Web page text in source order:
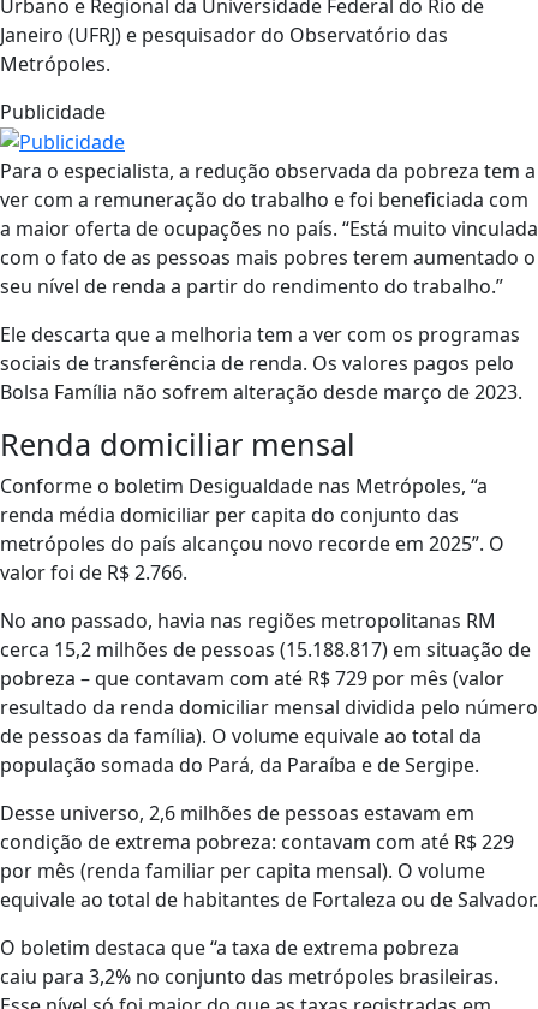
Urbano e Regional da Universidade Federal do Rio de
Janeiro (UFRJ) e pesquisador do Observatório das
Metrópoles.
Publicidade
Para o especialista, a redução observada da pobreza tem a
ver com a remuneração do trabalho e foi beneficiada com
a maior oferta de ocupações no país. “Está muito vinculada
com o fato de as pessoas mais pobres terem aumentado o
seu nível de renda a partir do rendimento do trabalho.”
Ele descarta que a melhoria tem a ver com os programas
sociais de transferência de renda. Os valores pagos pelo
Bolsa Família não sofrem alteração desde março de 2023.
Renda domiciliar mensal
Conforme o boletim Desigualdade nas Metrópoles, “a
renda média domiciliar per capita do conjunto das
metrópoles do país alcançou novo recorde em 2025”. O
valor foi de R$ 2.766.
No ano passado, havia nas regiões metropolitanas RM
cerca 15,2 milhões de pessoas (15.188.817) em situação de
pobreza – que contavam com até R$ 729 por mês (valor
resultado da renda domiciliar mensal dividida pelo número
de pessoas da família). O volume equivale ao total da
população somada do Pará, da Paraíba e de Sergipe.
Desse universo, 2,6 milhões de pessoas estavam em
condição de extrema pobreza: contavam com até R$ 229
por mês (renda familiar per capita mensal). O volume
equivale ao total de habitantes de Fortaleza ou de Salvador.
O boletim destaca que “a taxa de extrema pobreza
caiu para 3,2% no conjunto das metrópoles brasileiras.